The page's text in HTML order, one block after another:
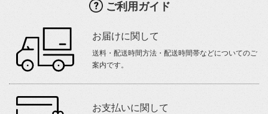
ご利用ガイド
お届けに関して
送料・配送時間方法・配送時間帯などについてのご
案内です。
お支払いに関して